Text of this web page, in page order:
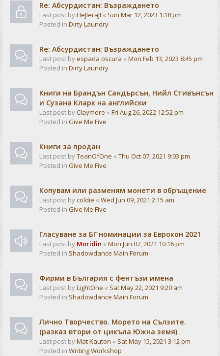
Re: Абсурдистан: Възраждането
Last post byHeJIeraJI « Sun Mar 12, 2023 1:18 pm
Posted in Dirty Laundry
Re: Абсурдистан: Възраждането
Last post byespada oscura « Mon Feb 13, 2023 8:45 pm
Posted in Dirty Laundry
Книги на Брандън Сандърсън, Нийл Стивънсън
и Сузана Кларк на английски
Last post byClaymore « Fri Aug 26, 2022 12:52 pm
Posted in Give Me Five
Книги за продан
Last post byTeanOfOne « Thu Oct 07, 2021 9:03 pm
Posted in Give Me Five
Копувам или разменям монети в обръщение
Last post bycoldie « Wed Jun 09, 2021 2:15 am
Posted in Give Me Five
Гласуване за БГ номинации за Еврокон 2021
Last post by Moridin « Mon Jun 07, 2021 10:16 pm
Posted in Shadowdance Main Forum
Фирми в България с фентъзи имена
Last post byLightOne « Sat May 22, 2021 9:20 am
Posted in Shadowdance Main Forum
Лично Творчество. Морето на Сълзите.
(разказ втори от цикъла Южна земя)
Last post byMat Kauton « Sat May 15, 2021 3:12 pm
Posted in Writing Workshop